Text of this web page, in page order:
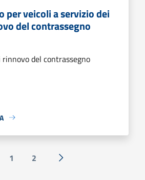
per veicoli a servizio dei
del contrassegno
del contrassegno
precedente
1 2 Successiva »